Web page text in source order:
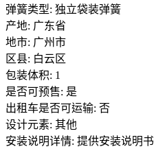
弹簧类型: 独立袋装弹簧
产地: 广东省
地市: 广州市
区县: 白云区
包装体积: 1
是否可预售: 是
出租车是否可运输: 否
设计元素: 其他
安装说明详情: 提供安装说明书